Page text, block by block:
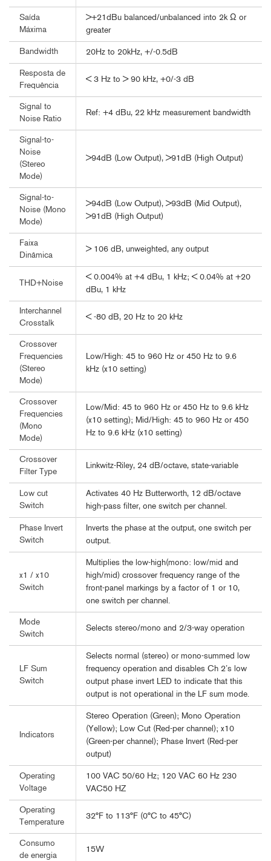
Saída
Máxima
>+21dBu balanced/unbalanced into 2k Ω or
greater
Bandwidth 20Hz to 20kHz, +/-0.5dB
Resposta de
Frequência
< 3 Hz to > 90 kHz, +0/-3 dB
Signal to
Noise Ratio
Ref: +4 dBu, 22 kHz measurement bandwidth
Signal-to-
Noise
(Stereo
Mode)
>94dB (Low Output), >91dB (High Output)
Signal-to-
Noise (Mono
Mode)
>94dB (Low Output), >93dB (Mid Output),
>91dB (High Output)
Faixa
Dinâmica
> 106 dB, unweighted, any output
THD+Noise
< 0.004% at +4 dBu, 1 kHz; < 0.04% at +20
dBu, 1 kHz
Interchannel
Crosstalk
< -80 dB, 20 Hz to 20 kHz
Crossover
Frequencies
(Stereo
Mode)
Low/High: 45 to 960 Hz or 450 Hz to 9.6
kHz (x10 setting)
Crossover
Frequencies
(Mono
Mode)
Low/Mid: 45 to 960 Hz or 450 Hz to 9.6 kHz
(x10 setting); Mid/High: 45 to 960 Hz or 450
Hz to 9.6 kHz (x10 setting)
Crossover
Filter Type
Linkwitz-Riley, 24 dB/octave, state-variable
Low cut
Switch
Activates 40 Hz Butterworth, 12 dB/octave
high-pass filter, one switch per channel.
Phase Invert
Switch
Inverts the phase at the output, one switch per
output.
x1 / x10
Switch
Multiplies the low-high(mono: low/mid and
high/mid) crossover frequency range of the
front-panel markings by a factor of 1 or 10,
one switch per channel.
Mode
Switch
Selects stereo/mono and 2/3-way operation
LF Sum
Switch
Selects normal (stereo) or mono-summed low
frequency operation and disables Ch 2’s low
output phase invert LED to indicate that this
output is not operational in the LF sum mode.
Indicators
Stereo Operation (Green); Mono Operation
(Yellow); Low Cut (Red-per channel); x10
(Green-per channel); Phase Invert (Red-per
output)
Operating
Voltage
100 VAC 50/60 Hz; 120 VAC 60 Hz 230
VAC50 HZ
Operating
Temperature
32°F to 113°F (0°C to 45°C)
Consumo
de energia
15W